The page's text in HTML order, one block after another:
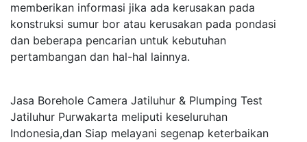
memberikan informasi jika ada kerusakan pada
konstruksi sumur bor atau kerusakan pada pondasi
dan beberapa pencarian untuk kebutuhan
pertambangan dan hal-hal lainnya.
Jasa Borehole Camera Jatiluhur & Plumping Test
Jatiluhur Purwakarta meliputi keseluruhan
Indonesia,dan Siap melayani segenap keterbaikan